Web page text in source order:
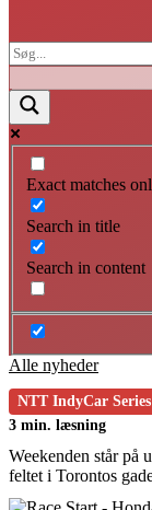
Exact matches
Search in title
Search in content
Alle nyheder
NTT IndyCar Series
3 min. læsning
Weekenden står på
feltet i Torontos